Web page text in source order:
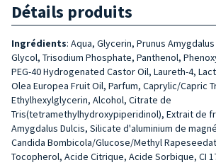
Détails produits
Ingrédients: Aqua, Glycerin, Prunus
Glycol, Trisodium Phosphate, Panthenol,
PEG-40 Hydrogenated Castor Oil, Laureth-4,
Olea Europea Fruit Oil, Parfum, Caprylic/Capric
Ethylhexylglycerin, Alcohol, Citrate de
Tris(tetramethylhydroxypiperidinol), Extrait de
Amygdalus Dulcis, Silicate d'aluminium de
Candida Bombicola/Glucose/Methyl
Tocopherol, Acide Citrique, Acide Sorbique, CI